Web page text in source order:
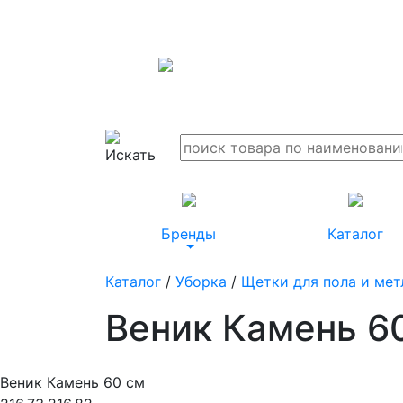
Бренды Каталог
Каталог / Уборка / Щетки для пола и
Веник Камень
Веник Камень 60 см